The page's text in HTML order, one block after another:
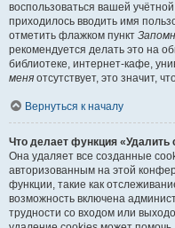
воспользоваться вашей
приходилось вводить имя
отметить флажком пункт
рекомендуется делать это на
библиотеке, интернет-кафе,
меня отсутствует, это значит,
Вернуться к началу
Что делает функция «Удалить
Она удаляет все созданные
авторизованным на этой
функции, такие как
возможность включена
трудности со входом или